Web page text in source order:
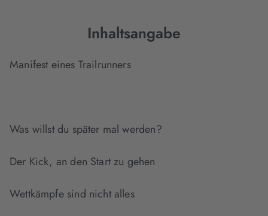
Inhaltsangabe
Manifest eines Trailrunners
Was willst du später mal werden?
Der Kick, an den Start zu gehen
Wettkämpfe sind nicht alles